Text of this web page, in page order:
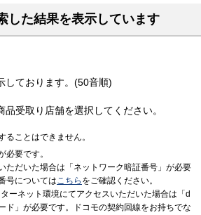
した結果を表示しています
しております。(50音順)
受取り店舗を選択してください。
ることはできません。
必要です。
ただいた場合は「ネットワーク暗証番号」が必要
号についてはこちら をご確認ください。
ーネット環境にてアクセスいただいた場合は「d
ド」が必要です。ドコモの契約回線をお持ちでな